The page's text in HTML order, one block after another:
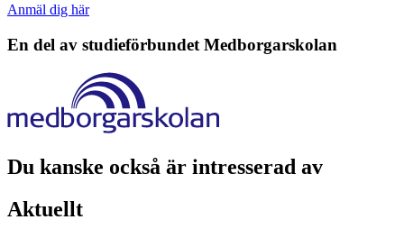
Anmäl dig här
En del av studieförbundet Medborgarskolan
Du kanske också är intresserad av
Aktuellt